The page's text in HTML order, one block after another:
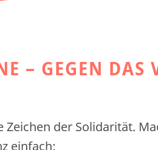
– GEGEN DAS
der Solidarität.
einfach: